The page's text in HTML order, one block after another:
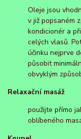
Oleje jsou
v již popsaném
kondicionér a
celých vlasů.
účinku nejprve
působit
obvyklým
Relaxační masáž
použijte přímo
oblíbeného